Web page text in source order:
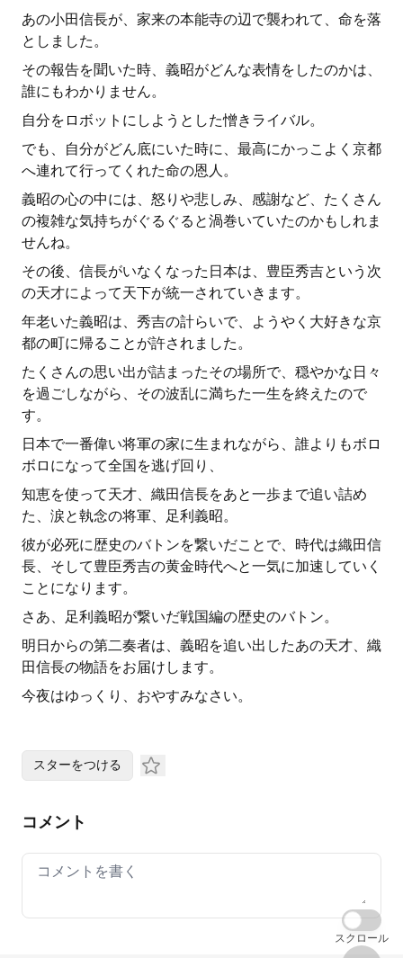
あの小田信長が、家来の本能寺の辺で襲われて、命を落
としました。
その報告を聞いた時、義昭がどんな表情をしたのかは、
誰にもわかりません。
自分をロボットにしようとした憎きライバル。
でも、自分がどん底にいた時に、最高にかっこよく京都
へ連れて行ってくれた命の恩人。
義昭の心の中には、怒りや悲しみ、感謝など、たくさん
の複雑な気持ちがぐるぐると渦巻いていたのかもしれま
せんね。
その後、信長がいなくなった日本は、豊臣秀吉という次
の天才によって天下が統一されていきます。
年老いた義昭は、秀吉の計らいで、ようやく大好きな京
都の町に帰ることが許されました。
たくさんの思い出が詰まったその場所で、穏やかな日々
を過ごしながら、その波乱に満ちた一生を終えたので
す。
日本で一番偉い将軍の家に生まれながら、誰よりもボロ
ボロになって全国を逃げ回り、
知恵を使って天才、織田信長をあと一歩まで追い詰め
た、涙と執念の将軍、足利義昭。
彼が必死に歴史のバトンを繋いだことで、時代は織田信
長、そして豊臣秀吉の黄金時代へと一気に加速していく
ことになります。
さあ、足利義昭が繋いだ戦国編の歴史のバトン。
明日からの第二奏者は、義昭を追い出したあの天才、織
田信長の物語をお届けします。
今夜はゆっくり、おやすみなさい。
スターをつける
コメント
Your comment
スクロール